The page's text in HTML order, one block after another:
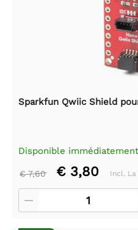
Sparkfun Qwiic Shield
Disponible immédiatement
€ 7,60 € 3,80 Incl. La